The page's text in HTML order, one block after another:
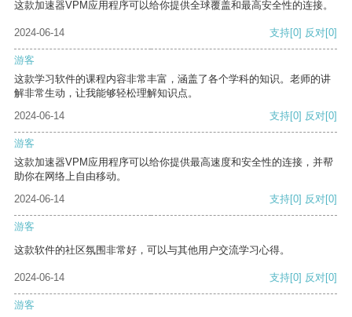
这款加速器VPM应用程序可以给你提供全球覆盖和最高安全性的连接。
2024-06-14 支持[0] 反对[0]
游客
这款学习软件的课程内容非常丰富，涵盖了各个学科的知识。老师的讲
解非常生动，让我能够轻松理解知识点。
2024-06-14
支持[0] 反对[0]
游客
这款加速器VPM应用程序可以给你提供最高速度和安全性的连接，并帮
助你在网络上自由移动。
2024-06-14
支持[0] 反对[0]
游客
这款软件的社区氛围非常好，可以与其他用户交流学习心得。
2024-06-14 支持[0] 反对[0]
游客